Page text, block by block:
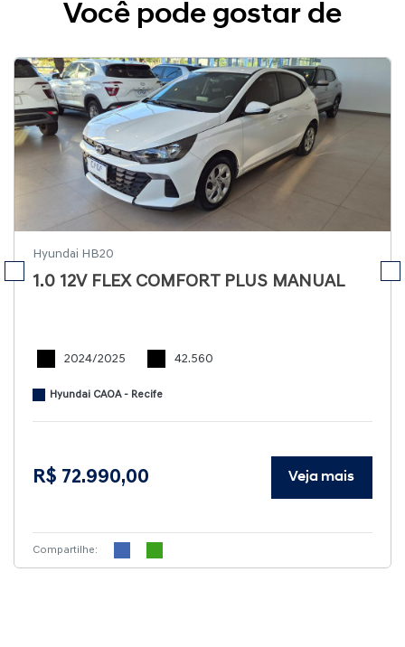
Você pode gostar de
Hyundai HB20
1.0 12V FLEX COMFORT PLUS MANUAL
2024/2025 42.560
Hyundai CAOA - Recife
R$ 72.990,00 Veja mais
Compartilhe: